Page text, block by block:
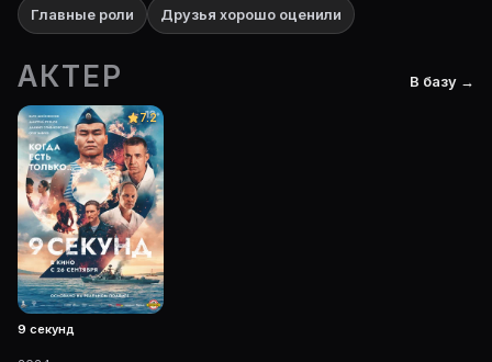
Главные роли Друзья хорошо оценили
АКТЕР В базу →
7.2
9 секунд